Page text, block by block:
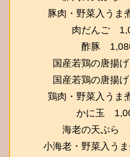
豚肉・野菜入う
肉だんご
酢豚
国産若鶏の唐揚
国産若鶏の唐揚
鶏肉・野菜入う
かに玉
海老の天ぷら
小海老・野菜入う